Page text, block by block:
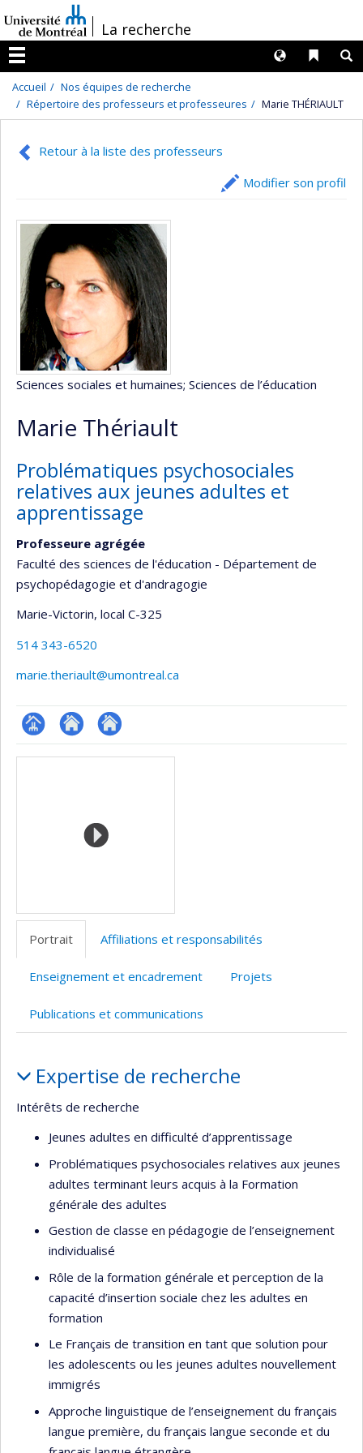
au
contenu
/La recherche
Menu
Liens
Langues
Accueil
Nos équipes de recherche
Répertoire des professeurs et professeures
Marie THÉRIAULT
Retour à la liste des professeurs
Modifier son profil
Sciences sociales et humaines; Sciences de l’éducation
Marie Thériault
Problématiques psychosociales
relatives aux jeunes adultes et
apprentissage
Professeure agrégée
Faculté des sciences de l'éducation - Département de
psychopédagogie et d'andragogie
Marie-Victorin, local C-325
514 343-6520
marie.theriault@umontreal.ca
Page Autre Autre
Médias
Portrait Affiliations et responsabilités
Enseignement et encadrement Projets
Publications et communications
Expertise de recherche
Intérêts de recherche
Jeunes adultes en difficulté d’apprentissage
Problématiques psychosociales relatives aux jeunes
adultes terminant leurs acquis à la Formation
générale des adultes
Gestion de classe en pédagogie de l’enseignement
individualisé
Rôle de la formation générale et perception de la
capacité d’insertion sociale chez les adultes en
formation
Le Français de transition en tant que solution pour
les adolescents ou les jeunes adultes nouvellement
immigrés
Approche linguistique de l’enseignement du français
langue première, du français langue seconde et du